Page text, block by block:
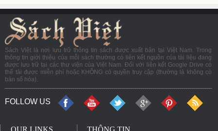
Sách Việt là nơi lưu trữ thông tin sách được xuất bản tại Việt Nam. Trong
thông tin giới thiệu của mỗi sách thường có liên kết nguồn của tài liệu đang
được lưu trữ tại các thư viện của Việt Nam. Đối với liên kết Google Drive có
thể tải được miễn phí hoặc KHÔNG có quyền truy cập (thường là không có
bản số hóa).
FOLLOW US
OUR LINKS THÔNG TIN